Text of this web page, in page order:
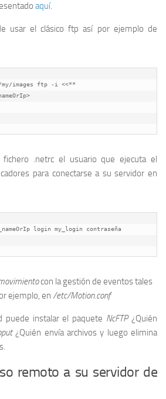
aquí.
usar el clásico ftp así por ejemplo de
images ftp -i <<**
.netrc el usuario que ejecuta el
para conectarse a su servidor en
login my_login contraseña
con la gestión de eventos tales
ejemplo, en /etc/Motion.conf
puede instalar el paquete NcFTP¿Quién
¿Quién envía archivos y luego elimina
remoto a su servidor de